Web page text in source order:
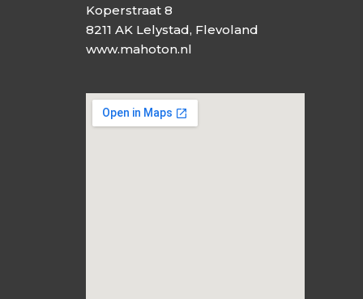
Koperstraat 8
8211 AK Lelystad, Flevoland
www.mahoton.nl